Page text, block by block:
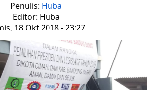
Penulis: Huba
Editor: Huba
18 Okt 2018 - 23:27